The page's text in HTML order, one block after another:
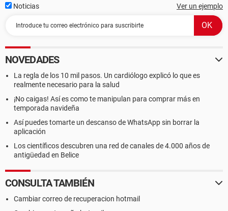
Noticias Ver un ejemplo
NOVEDADES
La regla de los 10 mil pasos. Un cardiólogo explicó lo que es
realmente necesario para la salud
¡No caigas! Así es como te manipulan para comprar más en
temporada navideña
Así puedes tomarte un descanso de WhatsApp sin borrar la
aplicación
Los científicos descubren una red de canales de 4.000 años de
antigüedad en Belice
CONSULTA TAMBIÉN
Cambiar correo de recuperacion hotmail